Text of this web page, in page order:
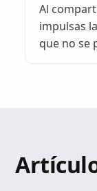
Al
impulsas
que no se